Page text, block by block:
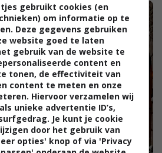
gebruikt cookies (en
om informatie op te
Deze gegevens gebruiken
website goed te laten
gebruik van de website te
content en
tonen, de effectiviteit van
content te meten en onze
Hiervoor verzamelen wij
unieke advertentie ID’s,
Je kunt je cookie
door het gebruik van
opties' knop of via 'Privacy